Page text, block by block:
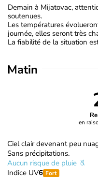
Demain à Mijatovac,
soutenues.
Les températures
journée, elles seront très
La fiabilité de la situation
Matin
en
Ciel clair devenant peu
Sans précipitations.
Aucun risque de pluie
Indice UV6 Fort